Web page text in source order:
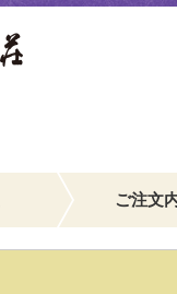
ご注文